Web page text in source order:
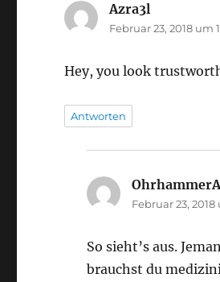
Azra3l
Februar 23, 2018 um
Hey, you look
Antworten
Februar 23, 2018
So sieht’s aus.
brauchst du